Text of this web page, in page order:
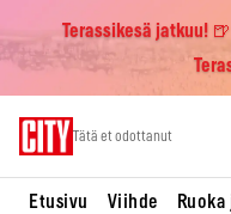
Terassikesä jatkuu!
Tätä et odottanut
Etusivu Viihde